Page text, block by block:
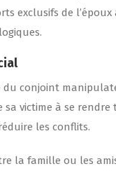
exclusifs de
du conjoint
victime à se rendre
les conflits.
la famille ou les